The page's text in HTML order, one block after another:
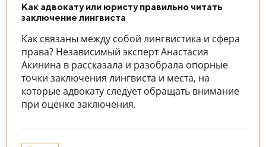
Как адвокату или юристу правильно читать
заключение лингвиста
Как связаны между собой лингвистика и сфера
права? Независимый эксперт Анастасия
Акинина в рассказала и разобрала опорные
точки заключения лингвиста и места, на
которые адвокату следует обращать внимание
при оценке заключения.